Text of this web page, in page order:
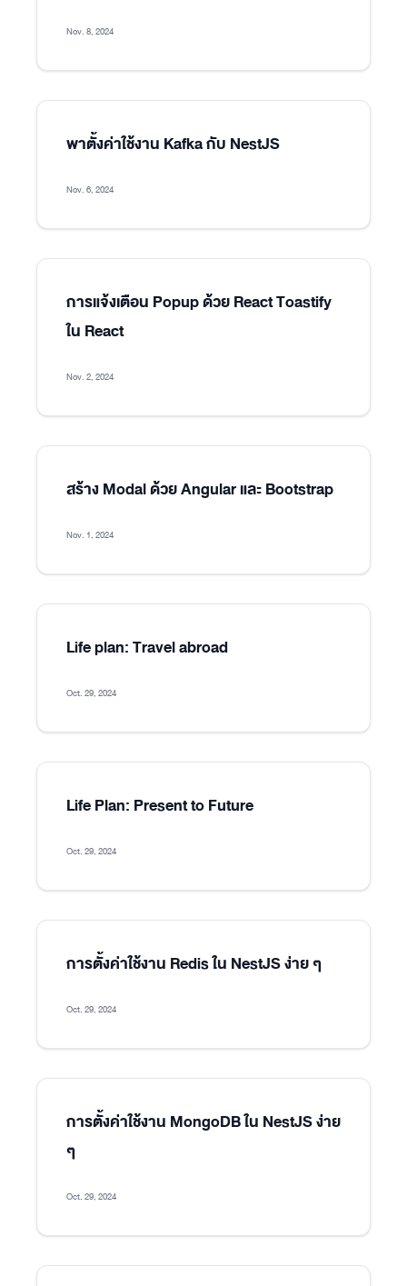
Nov. 8, 2024
พาตั้งค่าใช้งาน Kafka กับ NestJS
Nov. 6, 2024
การแจ้งเตือน Popup ด้วย React Toastify
ใน React
Nov. 2, 2024
สร้าง Modal ด้วย Angular และ Bootstrap
Nov. 1, 2024
Life plan: Travel abroad
Oct. 29, 2024
Life Plan: Present to Future
Oct. 29, 2024
การตั้งค่าใช้งาน Redis ใน NestJS ง่าย ๆ
Oct. 29, 2024
การตั้งค่าใช้งาน MongoDB ใน NestJS ง่าย
ๆ
Oct. 29, 2024